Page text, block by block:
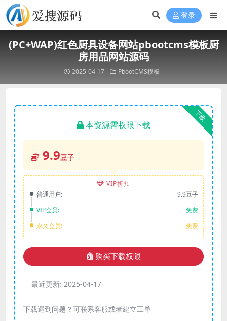
登录
(PC+WAP)红色厨具设备网站pbootcms模板厨
房用品网站源码
2025-04-17 PbootCMS模板
下载
本资源需权限下载
9.9豆子
VIP折扣
普通用户:
9.9豆子
VIP会员:
免费
永久会员:
免费
购买下载权限
最近更新: 2025-04-17
下载遇到问题？可联系客服或者建立工单